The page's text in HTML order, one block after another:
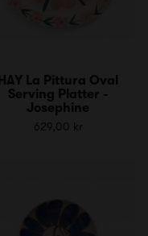
HAY La Pittura Oval
Serving Platter -
Josephine
629,00 kr